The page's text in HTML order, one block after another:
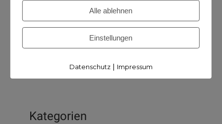
15. April 2021
Kategorien
Alle ablehnen
Einstellungen
Datenschutz| Impressum